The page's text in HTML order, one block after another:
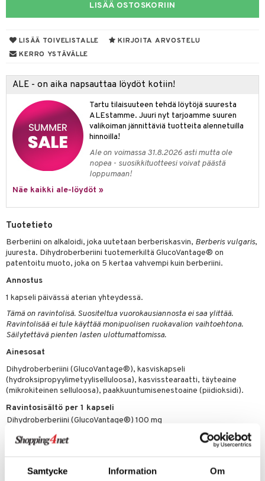
Samtycke Information Om
LISÄÄ OSTOSKORIIN
LISÄÄ TOIVELISTALLE
KIRJOITA ARVOSTELU
KERRO YSTÄVÄLLE
ALE - on aika napsauttaa löydöt kotiin!
Tartu tilaisuuteen tehdä löytöjä suuresta
ALEstamme. Juuri nyt tarjoamme suuren
valikoiman jännittäviä tuotteita alennetuilla
hinnoilla!
Ale on voimassa 31.8.2026 asti mutta ole
nopea - suosikkituotteesi voivat päästä
loppumaan!
Näe kaikki ale-löydöt »
Tuotetieto
Berberiini on alkaloidi, joka uutetaan berberiskasvin, Berberis vulgaris,
juuresta. Dihydroberberiini tuotemerkiltä GlucoVantage® on
patentoitu muoto, joka on 5 kertaa vahvempi kuin berberiini.
Annostus
1 kapseli päivässä aterian yhteydessä.
Tämä on ravintolisä. Suositeltua vuorokausiannosta ei saa ylittää.
Ravintolisää ei tule käyttää monipuolisen ruokavalion vaihtoehtona.
Säilytettävä pienten lasten ulottumattomissa.
Ainesosat
Dihydroberberiini (GlucoVantage®), kasviskapseli
(hydroksipropyylimetyyliselluloosa), kasvisstearaatti, täyteaine
(mikrokiteinen selluloosa), paakkuuntumisenestoaine (piidioksidi).
Ravintosisältö per 1 kapseli
Dihydroberberiini (GlucoVantage®) 100 mg
Tuotenumero
kuorinta
alentavat
rasvahapot
vahvistavat
säätelevät
helpottava
nenä & kurkku
K
energiaa
& vastauksia